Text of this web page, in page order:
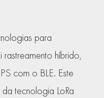
para
rastreamento híbrido,
com o BLE. Este
tecnologia LoRa